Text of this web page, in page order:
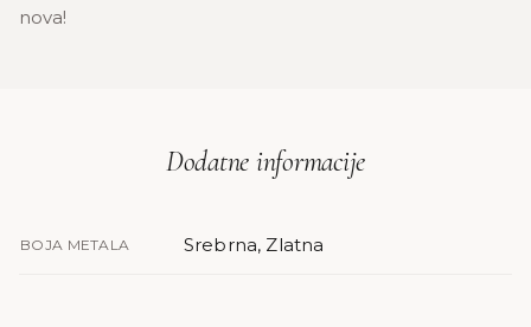
nova!
Dodatne informacije
BOJA METALA Srebrna, Zlatna